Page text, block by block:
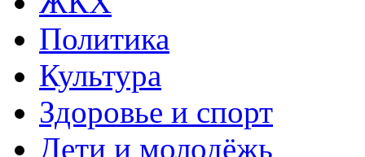
Политика
Культура
Здоровье и спорт
Дети и молодёжь